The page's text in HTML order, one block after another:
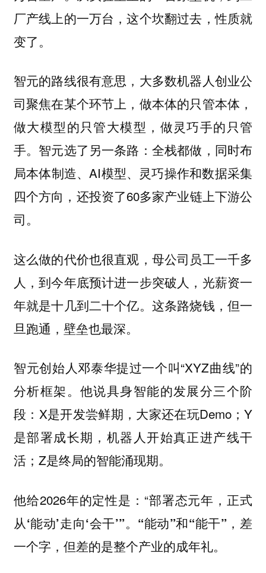
厂产线上的一万台，这个坎翻过去，性质就
变了。
智元的路线很有意思，大多数机器人创业公
司聚焦在某个环节上，做本体的只管本体，
做大模型的只管大模型，做灵巧手的只管
手。智元选了另一条路：全栈都做，同时布
局本体制造、AI模型、灵巧操作和数据采集
四个方向，还投资了60多家产业链上下游公
司。
这么做的代价也很直观，母公司员工一千多
人，到今年底预计进一步突破人，光薪资一
年就是十几到二十个亿。这条路烧钱，但一
旦跑通，壁垒也最深。
智元创始人邓泰华提过一个叫“XYZ曲线”的
分析框架。他说具身智能的发展分三个阶
段：X是开发尝鲜期，大家还在玩Demo；Y
是部署成长期，机器人开始真正进产线干
活；Z是终局的智能涌现期。
他给2026年的定性是：“部署态元年，正式
从‘能动’走向‘会干’”。“能动”和“能干”，差
一个字，但差的是整个产业的成年礼。